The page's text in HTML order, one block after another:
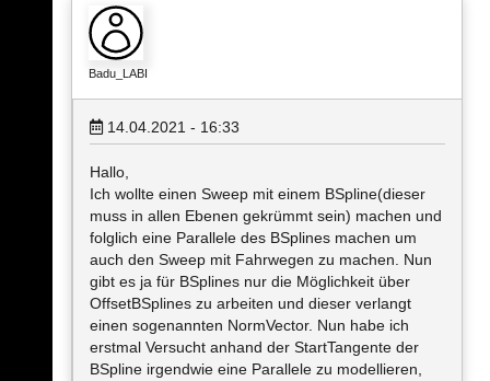
Badu_LABI
14.04.2021 - 16:33
Hallo,
Ich wollte einen Sweep mit einem BSpline(dieser
muss in allen Ebenen gekrümmt sein) machen und
folglich eine Parallele des BSplines machen um
auch den Sweep mit Fahrwegen zu machen. Nun
gibt es ja für BSplines nur die Möglichkeit über
OffsetBSplines zu arbeiten und dieser verlangt
einen sogenannten NormVector. Nun habe ich
erstmal Versucht anhand der StartTangente der
BSpline irgendwie eine Parallele zu modellieren,